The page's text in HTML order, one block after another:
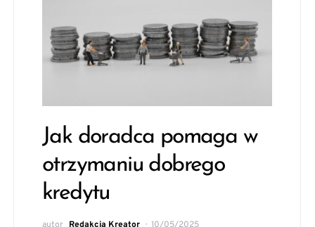
Jak doradca pomaga w
otrzymaniu dobrego
kredytu